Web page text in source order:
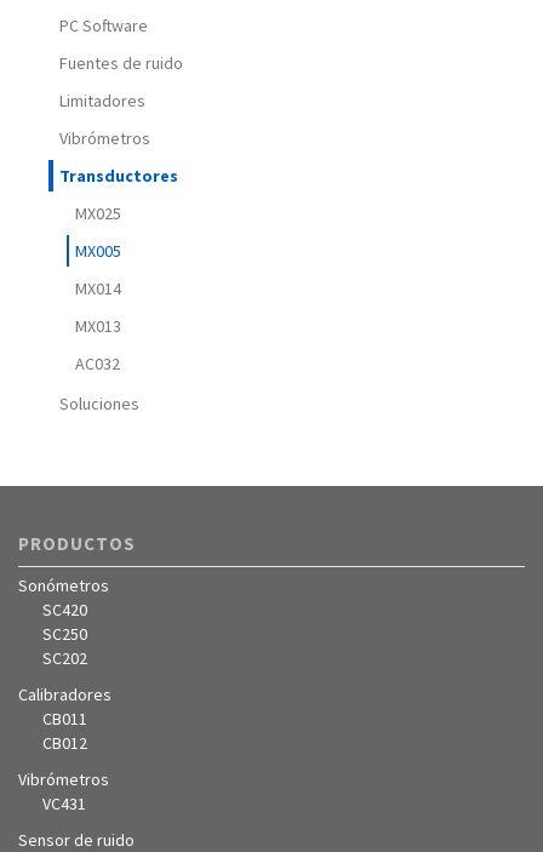
PC Software
Fuentes de ruido
Limitadores
Vibrómetros
Transductores
MX025
MX005
MX014
MX013
AC032
Soluciones
PRODUCTOS
Sonómetros
SC420
SC250
SC202
Calibradores
CB011
CB012
Vibrómetros
VC431
Sensor de ruido